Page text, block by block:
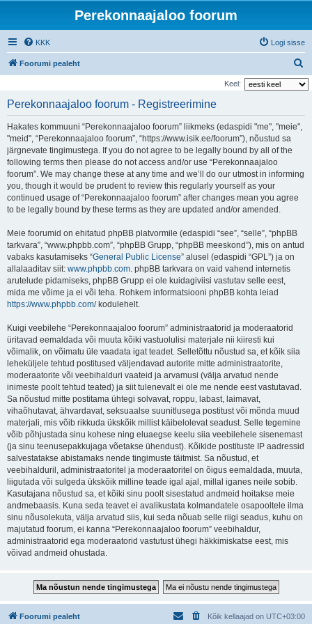
Perekonnaajaloo foorum
KKK Logi sisse
Foorumi pealeht
t
Keel:
Perekonnaajaloo foorum - Registreerimine
Hakates kommuuni “Perekonnaajaloo foorum” liikmeks (edaspidi "me", "meie",
"meid", “Perekonnaajaloo foorum”, “https://www.isik.ee/foorum”), nõustud sa
järgnevate tingimustega. If you do not agree to be legally bound by all of the
following terms then please do not access and/or use “Perekonnaajaloo
foorum”. We may change these at any time and we’ll do our utmost in informing
you, though it would be prudent to review this regularly yourself as your
continued usage of “Perekonnaajaloo foorum” after changes mean you agree
to be legally bound by these terms as they are updated and/or amended.
Meie foorumid on ehitatud phpBB platvormile (edaspidi “see”, “selle”, “phpBB
tarkvara”, “www.phpbb.com”, “phpBB Grupp, “phpBB meeskond”), mis on antud
vabaks kasutamiseks “General Public License” alusel (edaspidi “GPL”) ja on
allalaaditav siit: www.phpbb.com. phpBB tarkvara on vaid vahend internetis
arutelude pidamiseks, phpBB Grupp ei ole kuidagiviisi vastutav selle eest,
mida me võime ja ei või teha. Rohkem informatsiooni phpBB kohta leiad
https://www.phpbb.com/kodulehelt.
Kuigi veebilehe “Perekonnaajaloo foorum” administraatorid ja moderaatorid
üritavad eemaldada või muuta kõiki vastuolulisi materjale nii kiiresti kui
võimalik, on võimatu üle vaadata igat teadet. Selletõttu nõustud sa, et kõik siia
leheküljele tehtud postitused väljendavad autorite mitte administraatorite,
moderaatorite või veebihalduri vaateid ja arvamusi (välja arvatud nende
inimeste poolt tehtud teated) ja siit tulenevalt ei ole me nende eest vastutavad.
Sa nõustud mitte postitama ühtegi solvavat, roppu, labast, laimavat,
vihaõhutavat, ähvardavat, seksuaalse suunitlusega postitust või mõnda muud
materjali, mis võib rikkuda ükskõik millist käibelolevat seadust. Selle tegemine
võib põhjustada sinu kohese ning eluaegse keelu siia veebilehele sisenemast
(ja sinu teenusepakkujaga võetakse ühendust). Kõikide postituste IP aadressid
salvestatakse abistamaks nende tingimuste täitmist. Sa nõustud, et
veebihalduril, administraatoritel ja moderaatoritel on õigus eemaldada, muuta,
liigutada või sulgeda ükskõik milline teade igal ajal, millal iganes neile sobib.
Kasutajana nõustud sa, et kõiki sinu poolt sisestatud andmeid hoitakse meie
andmebaasis. Kuna seda teavet ei avalikustata kolmandatele osapooltele ilma
sinu nõusolekuta, välja arvatud siis, kui seda nõuab selle riigi seadus, kuhu on
majutatud foorum, ei kanna “Perekonnaajaloo foorum” veebihaldur,
administraatorid ega moderaatorid vastutust ühegi häkkimiskatse eest, mis
võivad andmeid ohustada.
Foorumi pealeht Kõik kellaajad on UTC+03:00